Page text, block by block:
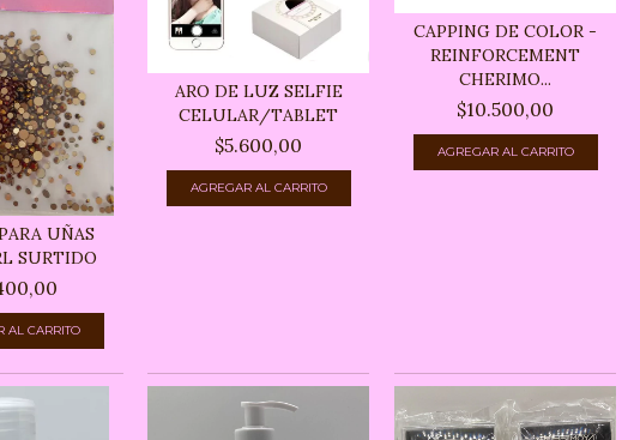
UÑAS
SURTIDO
ARO DE LUZ SELFIE
CELULAR/TABLET
$5.600,00
CAPPING DE COLOR -
REINFORCEMENT
CHERIMO...
$10.500,00
AGREGAR AL CARRITO